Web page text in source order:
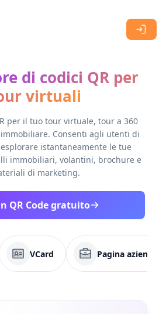
di codici QR per
virtuali
per il tuo tour virtuale, tour a 360
Consenti agli utenti di
istantaneamente le tue
immobiliari, volantini, brochure e
di marketing.
QR Code gratuito
VCard Pagina aziendale